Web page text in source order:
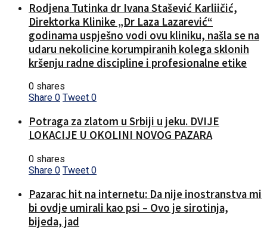
Rodjena Tutinka dr Ivana Stašević Karliičić,
Direktorka Klinike „Dr Laza Lazarević“
godinama uspješno vodi ovu kliniku, našla se na
udaru nekolicine korumpiranih kolega sklonih
kršenju radne discipline i profesionalne etike
0 shares
Share 0 Tweet 0
Potraga za zlatom u Srbiji u jeku. DVIJE
LOKACIJE U OKOLINI NOVOG PAZARA
0 shares
Share 0 Tweet 0
Pazarac hit na internetu: Da nije inostranstva mi
bi ovdje umirali kao psi – Ovo je sirotinja,
bijeda, jad